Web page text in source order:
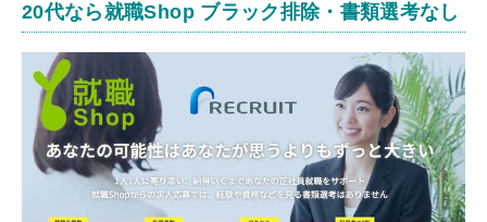
20代なら就職Shop ブラック排除・書類選考なし